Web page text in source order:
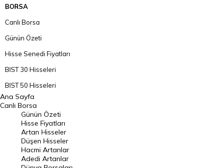
BORSA
Canlı Borsa
Günün Özeti
Hisse Senedi Fiyatları
BIST 30 Hisseleri
BIST 50 Hisseleri
BIST 100 Hisseleri
En Çok Artan Hisseler
En Çok Düşen Hisseler
Hacmi Artanlar
Geçmiş Kapanışlar
Ana Sayfa
Canlı Borsa
Günün Özeti
Hisse Fiyatları
Artan Hisseler
Düşen Hisseler
Hacmi Artanlar
Adedi Artanlar